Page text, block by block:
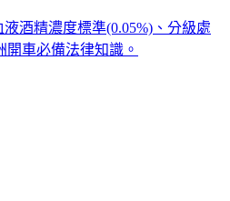
酒精濃度標準(0.05%)、分級處
車必備法律知識。